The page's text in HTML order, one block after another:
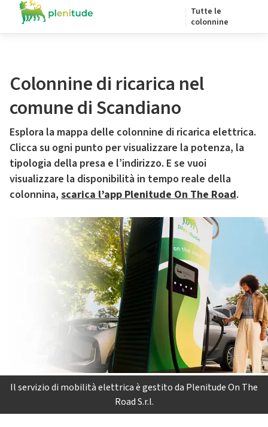
Tutte le
colonnine
Colonnine di ricarica nel
comune di Scandiano
Esplora la mappa delle colonnine di ricarica elettrica.
Clicca su ogni punto per visualizzare la potenza, la
tipologia della presa e l’indirizzo. E se vuoi
visualizzare la disponibilità in tempo reale della
colonnina, scarica l’app Plenitude On The Road.
Il servizio di mobilità elettrica è gestito da Plenitude On The
Road S.r.l.